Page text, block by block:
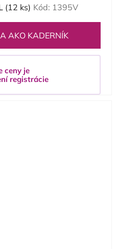
(12 ks) Kód: 1395V
AKO KADERNÍK
ceny je
registrácie